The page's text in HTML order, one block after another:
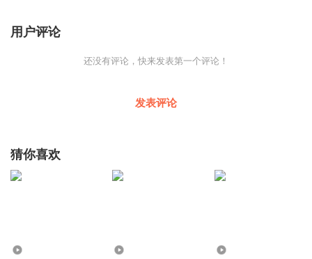
用户评论
还没有评论，快来发表第一个评论！
发表评论
猜你喜欢